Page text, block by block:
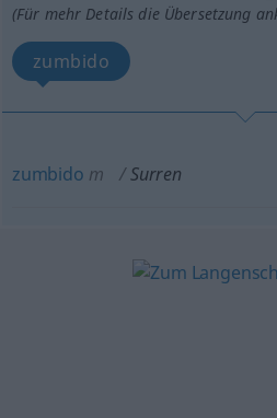
(Für mehr Details die Übersetzung
zumbido
zumbido m Surren